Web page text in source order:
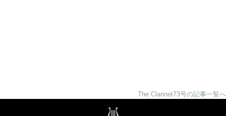
The Clarinet73号の記事一覧へ